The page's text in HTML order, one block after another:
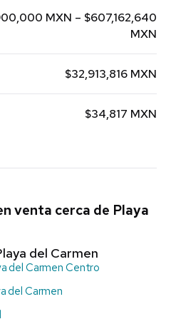
MXN – $607,162,640
MXN
$32,913,816 MXN
$34,817 MXN
venta cerca de Playa
del Carmen
del Carmen Centro
del Carmen